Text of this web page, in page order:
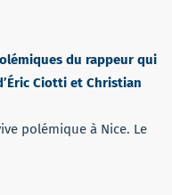
du rappeur qui
Ciotti et Christian
polémique à Nice. Le